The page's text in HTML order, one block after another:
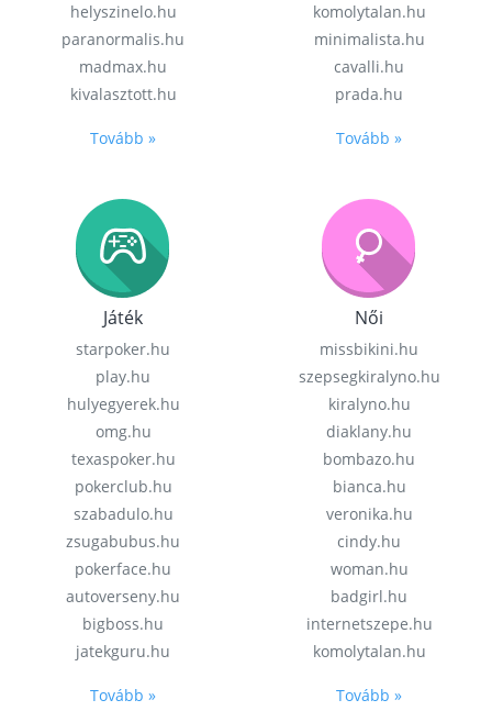
helyszinelo.hu
paranormalis.hu
madmax.hu
kivalasztott.hu
Tovább »
komolytalan.hu
minimalista.hu
cavalli.hu
prada.hu
Tovább »
Játék
starpoker.hu
play.hu
hulyegyerek.hu
omg.hu
texaspoker.hu
pokerclub.hu
szabadulo.hu
zsugabubus.hu
pokerface.hu
autoverseny.hu
bigboss.hu
jatekguru.hu
Tovább »
Női
missbikini.hu
szepsegkiralyno.hu
kiralyno.hu
diaklany.hu
bombazo.hu
bianca.hu
veronika.hu
cindy.hu
woman.hu
badgirl.hu
internetszepe.hu
komolytalan.hu
Tovább »